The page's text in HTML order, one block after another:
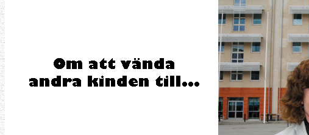
LOKALDEBATT
STAFFANSTORPS FULLMÄKTIGE
KULTUR
Mat
Näringsliv »
JOBB
Föreningsliv »